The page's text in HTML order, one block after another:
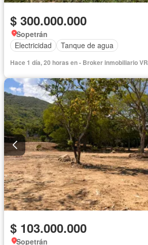
$ 300.000.000
Sopetrán
Electricidad
Tanque de agua
Hace 1 día, 20 horas en - Broker inmobiliario VR
$ 103.000.000
Sopetrán